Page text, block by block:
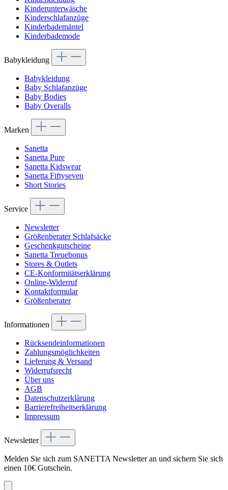
Kinderunterwäsche
Kinderschlafanzüge
Kinderbademäntel
Kinderbademode
Babykleidung
Babykleidung
Baby Schlafanzüge
Baby Bodies
Baby Overalls
Marken
Sanetta
Sanetta Pure
Sanetta Kidswear
Sanetta Fiftyseven
Short Stories
Service
Newsletter
Größenberater Schlafsäcke
Geschenkgutscheine
Sanetta Treuebonus
Stores & Outlets
CE-Konformitätserklärung
Online-Widerruf
Kontaktformular
Größenberater
Informationen
Rücksendeinformationen
Zahlungsmöglichkeiten
Lieferung & Versand
Widerrufsrecht
Über uns
AGB
Datenschutzerklärung
Barrierefreiheitserklärung
Impressum
Newsletter
Melden Sie sich zum SANETTA Newsletter an und sichern Sie sich
einen 10€ Gutschein.